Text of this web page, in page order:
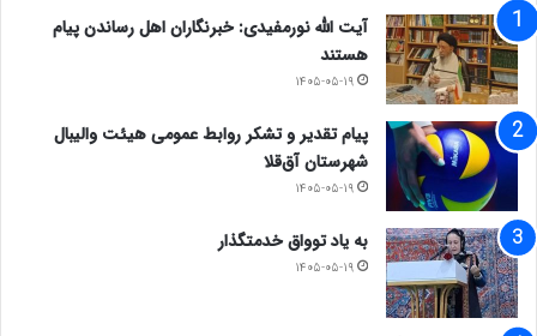
آیت الله نورمفیدی: خبرنگاران اهل رساندن پیام
هستند
۱۴۰۵-۰۵-۱۹
پیام تقدیر و تشکر روابط عمومی هیئت والیبال
شهرستان آق‌قلا
۱۴۰۵-۰۵-۱۹
به یاد توواق خدمتگذار
۱۴۰۵-۰۵-۱۹